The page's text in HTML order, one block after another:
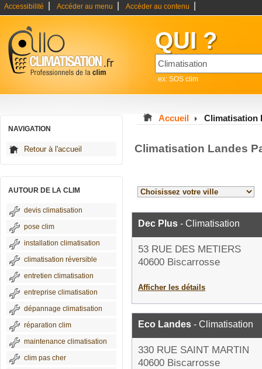
Accessibilité Accéder au menu Accéder au contenu
QUI ?
ex: SOS clim
NAVIGATION
Retour à l'accueil
AUTOUR DE LA CLIM
devis climatisation
pose clim
installation climatisation
climatisation réversible
entretien climatisation
entreprise climatisation
dépannage climatisation
réparation clim
maintenance climatisation
clim pas cher
Accueil Climatisation
Climatisation Landes
Dec Plus - Climatisation
53 RUE DES METIERS
40600 Biscarrosse
Afficher les détails
Eco Landes - Climatisation
330 RUE SAINT MARTIN
40600 Biscarrosse